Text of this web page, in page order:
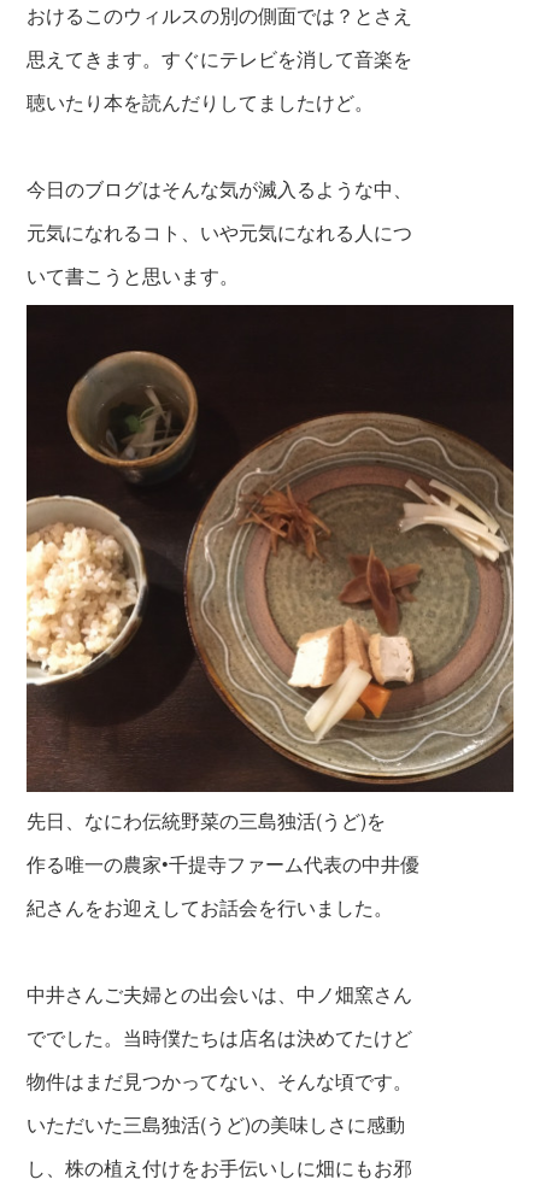
おけるこのウィルスの別の側面では？とさえ
思え てきます。すぐにテレビを消して音楽を
聴いたり本を読んだりしてましたけど。
今日のブログはそんな気が滅入るような中、
元気になれるコト、いや元気になれる人につ
いて書こうと思います。
先日、なにわ伝統野菜の三島独活(うど)を
作る唯一の農家•千提寺ファーム代表の中井優
紀さんをお迎えしてお話会を行いました。
中井さんご夫婦との出会いは、中ノ畑窯さん
ででした。当時僕たちは店名は決めてたけど
物件はまだ見つかってない、そんな頃です。
いただいた三島独活(うど)の美味しさに感動
し、株の植え付けをお手伝いしに畑にもお邪